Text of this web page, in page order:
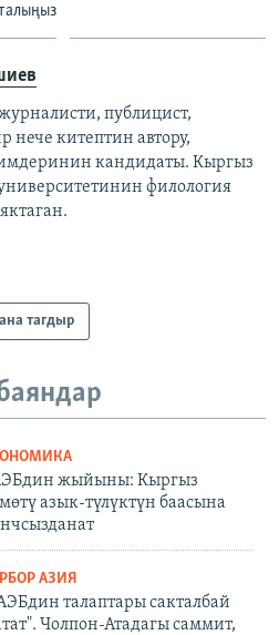
публицист,
нече китептин автору,
кандидаты. Кыргыз
филология
тагдыр
жыйыны: Кыргыз
азык-түлүктүн баасына
АЗИЯ
талаптары сакталбай
Чолпон-Атадагы саммит,